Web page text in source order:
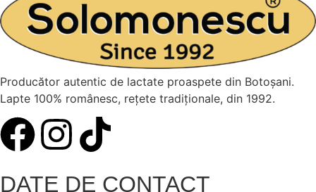
Producător autentic de lactate proaspete din Botoșani.
Lapte 100% românesc, rețete tradiționale, din 1992.
DATE DE CONTACT